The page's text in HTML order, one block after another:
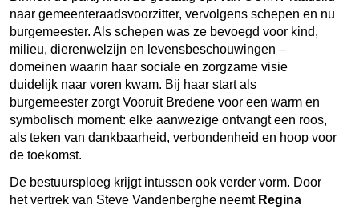
naar gemeenteraadsvoorzitter, vervolgens schepen en nu
burgemeester. Als schepen was ze bevoegd voor kind,
milieu, dierenwelzijn en levensbeschouwingen –
domeinen waarin haar sociale en zorgzame visie
duidelijk naar voren kwam. Bij haar start als
burgemeester zorgt Vooruit Bredene voor een warm en
symbolisch moment: elke aanwezige ontvangt een roos,
als teken van dankbaarheid, verbondenheid en hoop voor
de toekomst.
De bestuursploeg krijgt intussen ook verder vorm. Door
het vertrek van Steve Vandenberghe neemt Regina